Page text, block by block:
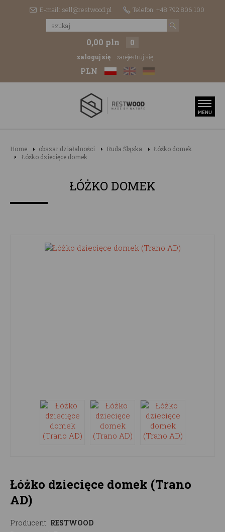
E-mail: sell@restwood.pl Telefon: +48 792 806 100
0,00 pln 0
zaloguj się zarejestruj się
PLN
Home obszar działalności Ruda Śląska
Łóżko domek
Łóżko dziecięce domek
ŁÓŻKO DOMEK
Łóżko dziecięce domek (Trano
AD)
Producent: RESTWOOD